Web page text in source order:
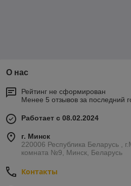
О нас
Рейтинг не сформирован
Менее 5 отзывов за последний
Работает с 08.02.2024
г. Минск
220006 Республика Беларусь ,
комната №9, Минск, Беларусь
Контакты